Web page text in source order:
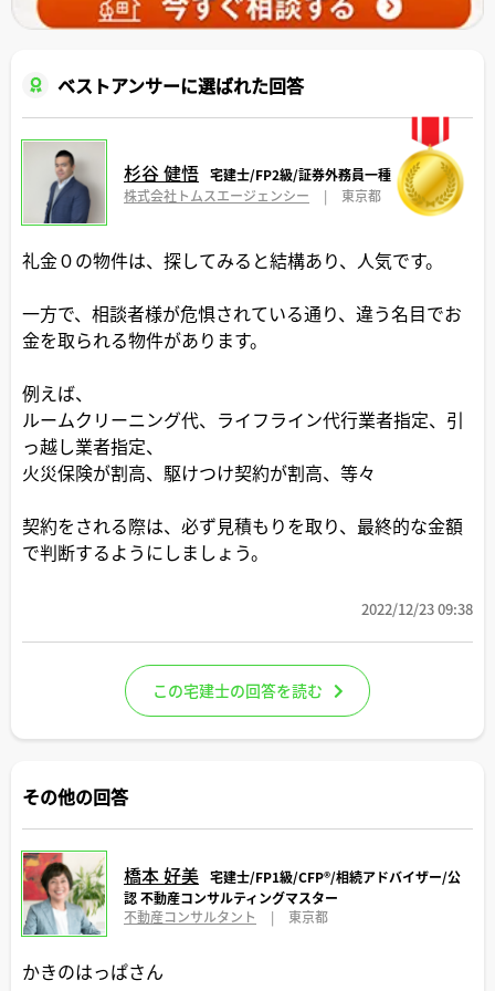
ベストアンサーに選ばれた回答
杉谷 健悟 宅建士/FP2級/証券外務員一種
株式会社トムスエージェンシー
| 東京都
礼金０の物件は、探してみると結構あり、人気です。
一方で、相談者様が危惧されている通り、違う名目でお
金を取られる物件があります。
例えば、
ルームクリーニング代、ライフライン代行業者指定、引
っ越し業者指定、
火災保険が割高、駆けつけ契約が割高、等々
契約をされる際は、必ず見積もりを取り、最終的な金額
で判断するようにしましょう。
2022/12/23 09:38
この宅建士の回答を読む
その他の回答
橋本 好美 宅建士/FP1級/CFP®️/相続アドバイザー/公
認 不動産コンサルティングマスター
不動産コンサルタント
| 東京都
かきのはっぱさん